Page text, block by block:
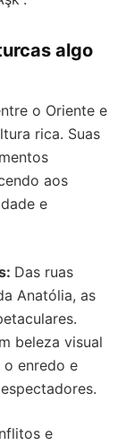
algo
o Oriente e
rica. Suas
aos
e
Das ruas
Anatólia, as
beleza visual
o enredo e
e